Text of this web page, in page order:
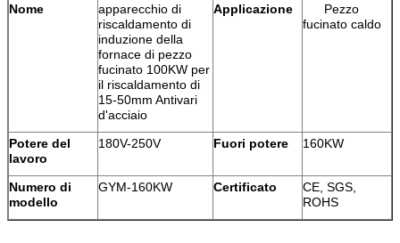
Nome
apparecchio di
riscaldamento di
induzione della
fornace di pezzo
fucinato 100KW per
il riscaldamento di
15-50mm Antivari
d'acciaio
Applicazione
Pezzo
fucinato caldo
Potere del
lavoro
180V-250V Fuori potere 160KW
Numero di
modello
GYM-160KW Certificato
CE, SGS,
ROHS